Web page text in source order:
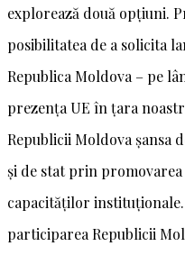
explorează două opțiuni.
posibilitatea de a solicita
Republica Moldova – pe
prezența UE în țara
Republicii Moldova șansa
și de stat prin
capacităților instituționale.
participarea Republicii